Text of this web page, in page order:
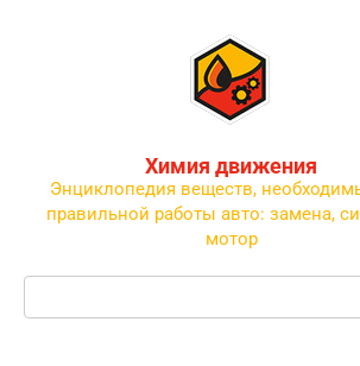
Химия движения
Энциклопедия веществ,
правильной работы авто: замена,
мотор
Поиск: